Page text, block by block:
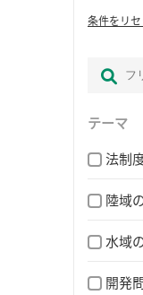
条件をリセ
テーマ
法制
陸域
水域
開発